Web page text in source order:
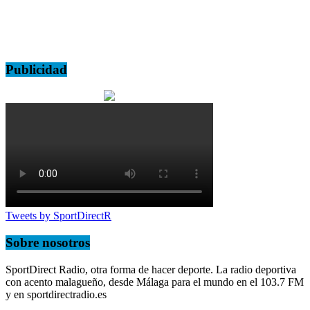
Publicidad
Tweets by SportDirectR
Sobre nosotros
SportDirect Radio, otra forma de hacer deporte. La radio deportiva
con acento malagueño, desde Málaga para el mundo en el 103.7 FM
y en sportdirectradio.es